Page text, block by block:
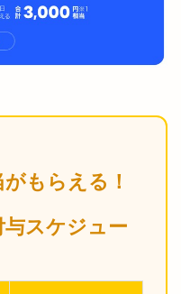
もらえる！
スケジュー